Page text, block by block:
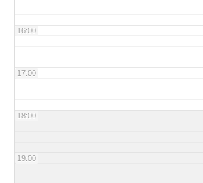
16:00
17:00
18:00
19:00